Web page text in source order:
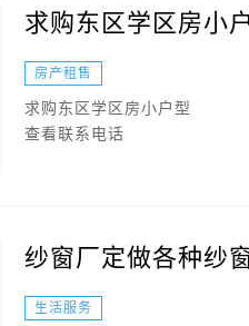
求购东区学区房小
房产租售
求购东区学区房小户型
查看联系电话
纱窗厂定做各种纱
生活服务